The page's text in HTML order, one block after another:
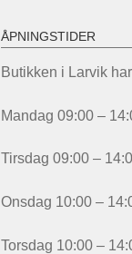
ÅPNINGSTIDER
Butikken i Larvik
Mandag 09:00 –
Tirsdag 09:00 –
Onsdag 10:00 –
Torsdag 10:00 –